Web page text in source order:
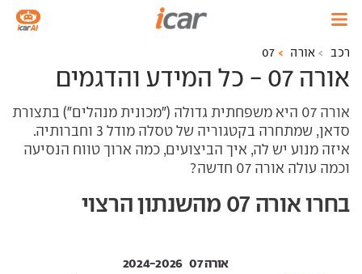
רכב אורה 07
אורה 07 - כל המידע והדגמים
אורה 07 היא משפחתית גדולה ("מכונית מנהלים") בתצורת
סדאן, שמתחרה בקטגוריה של טסלה מודל 3 וחברותיה.
איזה מנוע יש לה, איך הביצועים, כמה ארוך טווח הנסיעה
וכמה עולה אורה 07 חדשה?
בחרו אורה 07 מהשנתון הרצוי
אורה 07 ‏ 2024-2026